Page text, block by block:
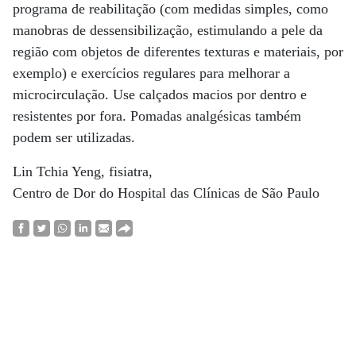
programa de reabilitação (com medidas simples, como
manobras de dessensibilização, estimulando a pele da
região com objetos de diferentes texturas e materiais, por
exemplo) e exercícios regulares para melhorar a
microcirculação. Use calçados macios por dentro e
resistentes por fora. Pomadas analgésicas também
podem ser utilizadas.
Lin Tchia Yeng, fisiatra,
Centro de Dor do Hospital das Clínicas de São Paulo